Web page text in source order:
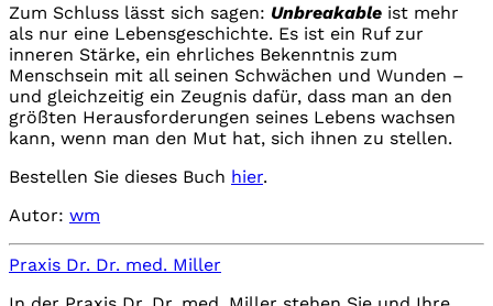
Zum Schluss lässt sich sagen: Unbreakable ist mehr
als nur eine Lebensgeschichte. Es ist ein Ruf zur
inneren Stärke, ein ehrliches Bekenntnis zum
Menschsein mit all seinen Schwächen und Wunden –
und gleichzeitig ein Zeugnis dafür, dass man an den
größten Herausforderungen seines Lebens wachsen
kann, wenn man den Mut hat, sich ihnen zu stellen.
Bestellen Sie dieses Buch hier.
Autor: wm
Praxis Dr. Dr. med. Miller